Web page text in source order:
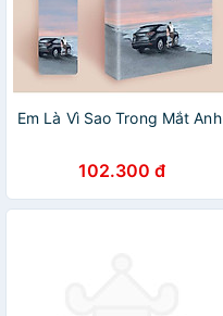
Em Là Vì Sao Trong Mắt Anh
102.300 đ